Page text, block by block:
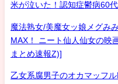
米が泣いた！認知症鬱病60
魔法熟女/美魔女ッ娘メグみ
MAX！ ニート仙人仙女の映
まとめ速報Z)]
乙女系腐男子のオカマッフ